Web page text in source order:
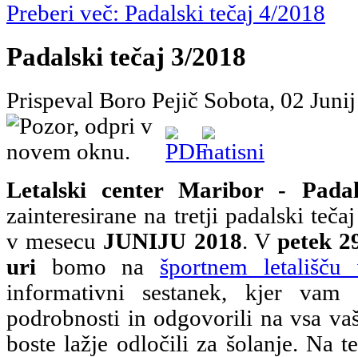
Preberi več: Padalski tečaj 4/2018
Padalski tečaj 3/2018
Prispeval Boro Pejič Sobota, 02
Letalski center Maribor -
zainteresirane na tretji padalski
v mesecu JUNIJU 2018. Vpetek
uri bomo na športnem
informativni sestanek, kjer vam
podrobnosti in odgovorili na vsa
boste lažje odločili za šolanje. Na